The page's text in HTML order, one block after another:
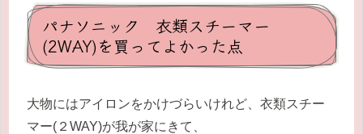
パナソニック 衣類スチーマー
(2WAY)を買ってよかった点
大物にはアイロンをかけづらいけれど、衣類スチー
マー(２WAY)が我が家にきて、